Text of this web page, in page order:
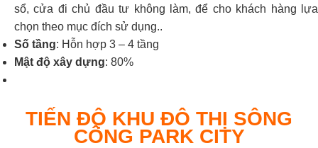
sổ, cửa đi chủ đầu tư không làm, để cho khách hàng lựa
chọn theo mục đích sử dụng..
Số tầng: Hỗn hợp 3 – 4 tầng
Mật độ xây dựng: 80%
TIẾN ĐỘ KHU ĐÔ THỊ SÔNG
CÔNG PARK CITY